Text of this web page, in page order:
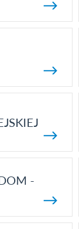
-